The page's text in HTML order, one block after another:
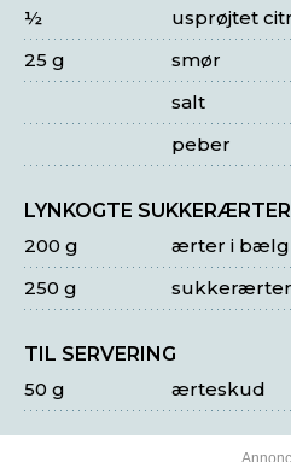
usprøjtet
½
smør
25 g
salt
peber
LYNKOGTE
ærter i bælg
200 g
sukkerærter
250 g
TIL SERVERING
ærteskud
50 g